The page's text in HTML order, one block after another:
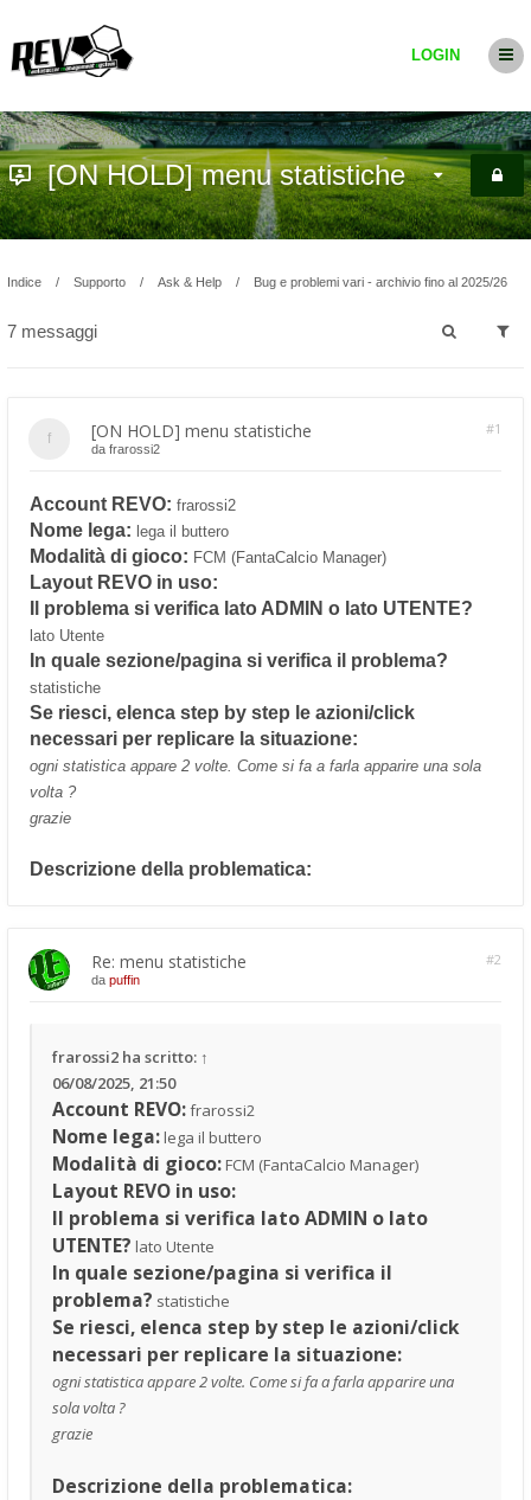
LOGIN
[ON HOLD] menu statistiche
Indice Supporto Ask & Help Bug e problemi vari - archivio fino al 2025/26
7 messaggi
[ON HOLD] menu statistiche #1
da frarossi2
Account REVO: frarossi2
Nome lega: lega il buttero
Modalità di gioco: FCM (FantaCalcio Manager)
Layout REVO in uso:
Il problema si verifica lato ADMIN o lato UTENTE?
lato Utente
In quale sezione/pagina si verifica il problema?
statistiche
Se riesci, elenca step by step le azioni/click
necessari per replicare la situazione:
ogni statistica appare 2 volte. Come si fa a farla apparire una sola
volta ?
grazie
Descrizione della problematica:
Re: menu statistiche #2
da puffin
frarossi2 ha scritto: ↑
06/08/2025, 21:50
Account REVO:frarossi2
Nome lega: lega il buttero
Modalità di gioco: FCM (FantaCalcio Manager)
Layout REVO in uso:
Il problema si verifica lato ADMIN o lato
UTENTE? lato Utente
In quale sezione/pagina si verifica il
problema? statistiche
Se riesci, elenca step by step le azioni/click
necessari per replicare la situazione:
ogni statistica appare 2 volte. Come si fa a farla apparire una
sola volta ?
grazie
Descrizione della problematica: